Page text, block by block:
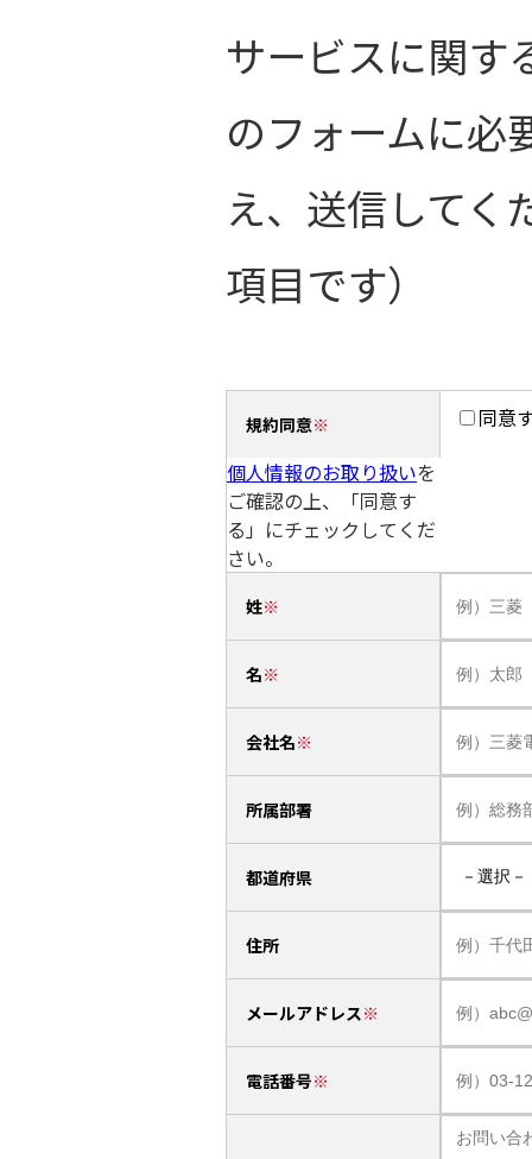
サービスに関す
のフォームに必
え、送信して
項目です）
規約同意
同意
個人情報のお取り扱いを
ご確認の上、「同意す
る」にチェックしてくだ
さい。
姓
名
会社名
所属部署
都道府県
住所
メールアドレス
電話番号